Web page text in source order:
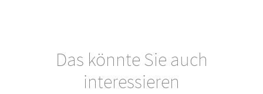
Das könnte Sie auch
interessieren